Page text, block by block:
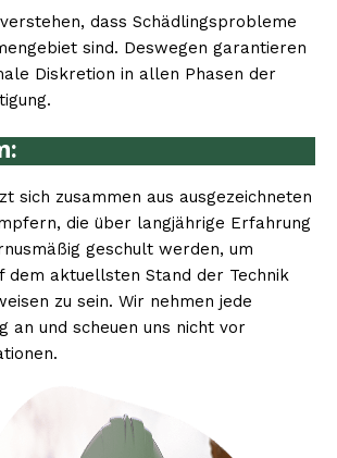
dass Schädlingsprobleme
sind. Deswegen garantieren
Diskretion in allen Phasen der
sich zusammen aus ausgezeichneten
die über langjährige Erfahrung
geschult werden, um
dem aktuellsten Stand der Technik
zu sein. Wir nehmen jede
an und scheuen uns nicht vor